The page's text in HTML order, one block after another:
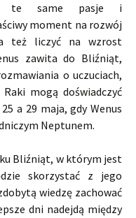
te same pasje i
moment na rozwój
też liczyć na wzrost
zawita do Bliźniąt,
o uczuciach,
mogą doświadczyć
a 29 maja, gdy Wenus
Neptunem.
Bliźniąt, w którym jest
skorzystać z jego
wiedzę zachować
dni nadejdą między